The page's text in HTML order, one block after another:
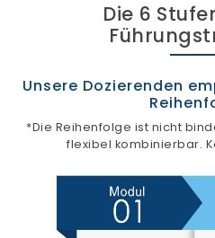
Die 6
Unsere Dozierenden
*Die Reihenfolge ist nicht
flexibel kombinierbar.